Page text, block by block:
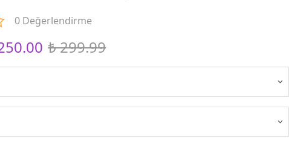
Yenge
0 Değerlendirme
₺ 299.99